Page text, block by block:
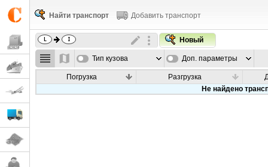
Найти транспорт Добавить транспорт
Новый
Тип кузова Доп. параметры
Погрузка Разгрузка
Не найдено